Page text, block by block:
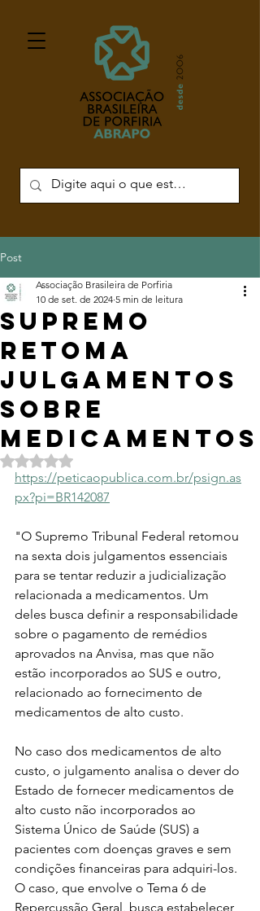
Post
Supremo
retoma
julgamentos
sobre
medicamentos
Associação Brasileira de Porfiria
10 de set. de 2024 5 min de leitura
Avaliado com NaN de 5 estrelas.
https://peticaopublica.com.br/psign.as
px?pi=BR142087
"O Supremo Tribunal Federal retomou
na sexta dois julgamentos essenciais
para se tentar reduzir a judicialização
relacionada a medicamentos. Um
deles busca definir a responsabilidade
sobre o pagamento de remédios
aprovados na Anvisa, mas que não
estão incorporados ao SUS e outro,
relacionado ao fornecimento de
medicamentos de alto custo.
No caso dos medicamentos de alto
custo, o julgamento analisa o dever do
Estado de fornecer medicamentos de
alto custo não incorporados ao
Sistema Único de Saúde (SUS) a
pacientes com doenças graves e sem
condições financeiras para adquiri-los.
O caso, que envolve o Tema 6 de
Repercussão Geral, busca estabelecer